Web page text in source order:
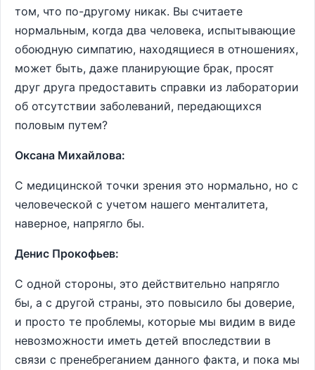
том, что по-другому никак. Вы считаете
нормальным, когда два человека, испытывающие
обоюдную симпатию, находящиеся в отношениях,
может быть, даже планирующие брак, просят
друг друга предоставить справки из лаборатории
об отсутствии заболеваний, передающихся
половым путем?
Оксана Михайлова:
С медицинской точки зрения это нормально, но с
человеческой с учетом нашего менталитета,
наверное, напрягло бы.
Денис Прокофьев:
С одной стороны, это действительно напрягло
бы, а с другой страны, это повысило бы доверие,
и просто те проблемы, которые мы видим в виде
невозможности иметь детей впоследствии в
связи с пренебреганием данного факта, и пока мы